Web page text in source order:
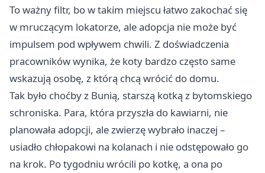
To ważny filtr, bo w takim miejscu łatwo zakochać się
w mruczącym lokatorze, ale adopcja nie może być
impulsem pod wpływem chwili. Z doświadczenia
pracowników wynika, że koty bardzo często same
wskazują osobę, z którą chcą wrócić do domu.
Tak było choćby z Bunią, starszą kotką z bytomskiego
schroniska. Para, która przyszła do kawiarni, nie
planowała adopcji, ale zwierzę wybrało inaczej –
usiadło chłopakowi na kolanach i nie odstępowało go
na krok. Po tygodniu wrócili po kotkę, a ona po